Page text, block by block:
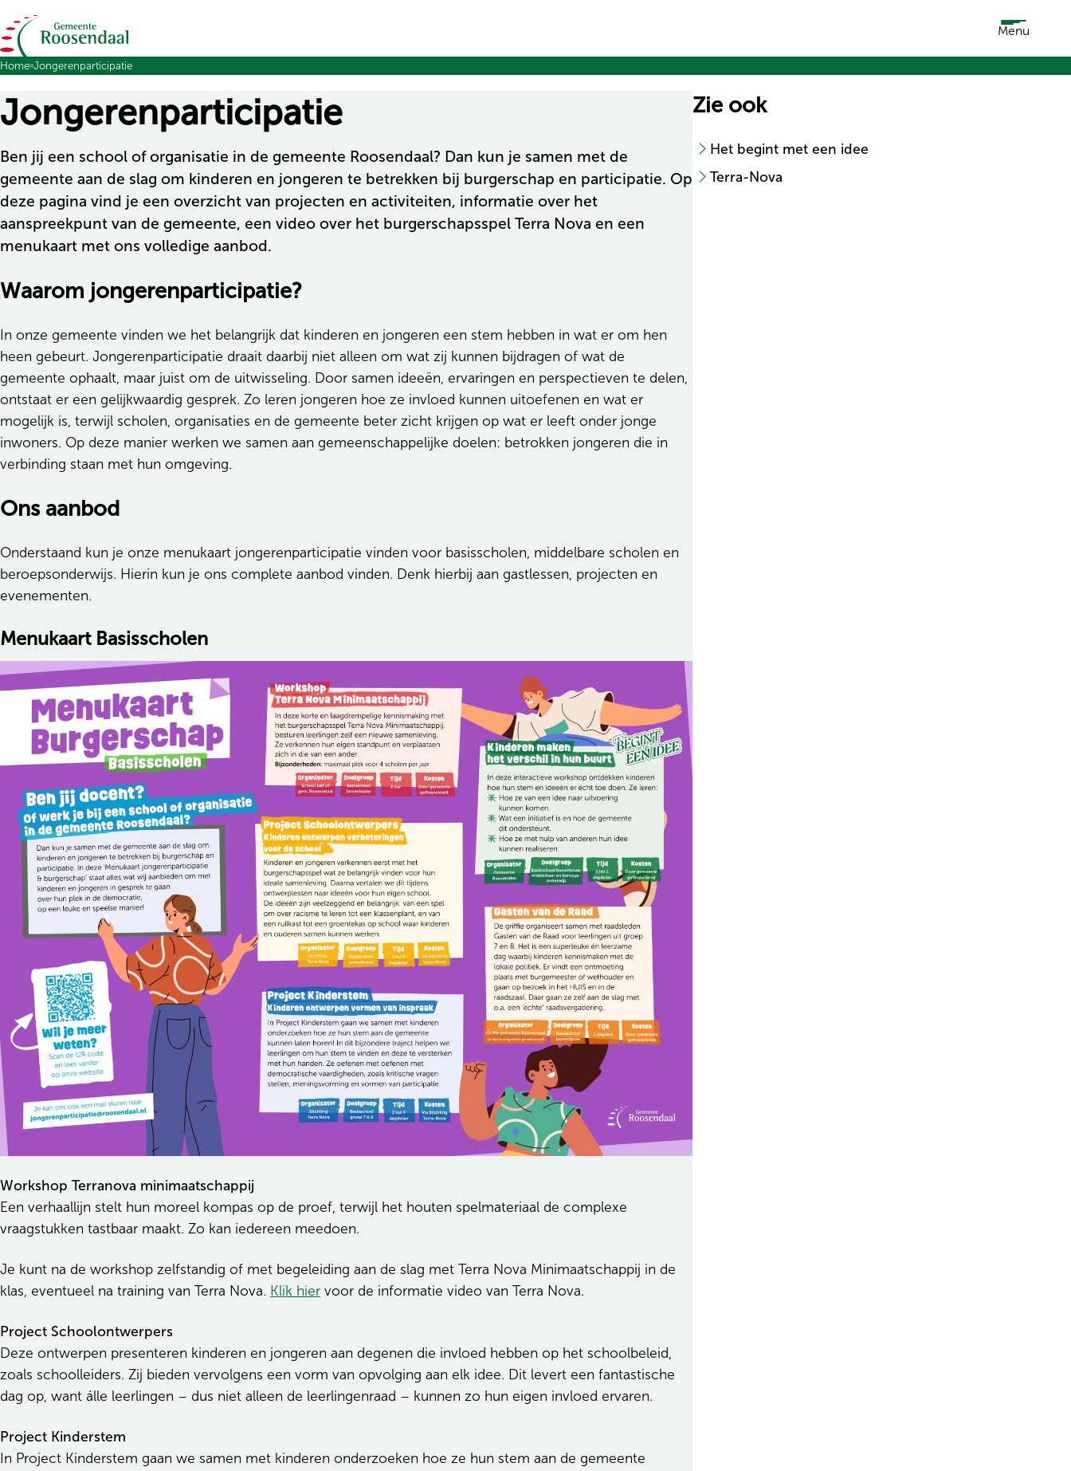
Ga naar de inhoud Menu
Home Jongerenparticipatie
Jongerenparticipatie
Ben jij een school of organisatie in de gemeente Roosendaal? Dan kun je samen met de
gemeente aan de slag om kinderen en jongeren te betrekken bij burgerschap en participatie. Op
deze pagina vind je een overzicht van projecten en activiteiten, informatie over het
aanspreekpunt van de gemeente, een video over het burgerschapsspel Terra Nova en een
menukaart met ons volledige aanbod.
Waarom jongerenparticipatie?
In onze gemeente vinden we het belangrijk dat kinderen en jongeren een stem hebben in wat er om hen
heen gebeurt. Jongerenparticipatie draait daarbij niet alleen om wat zij kunnen bijdragen of wat de
gemeente ophaalt, maar juist om de uitwisseling. Door samen ideeën, ervaringen en perspectieven te delen,
ontstaat er een gelijkwaardig gesprek. Zo leren jongeren hoe ze invloed kunnen uitoefenen en wat er
mogelijk is, terwijl scholen, organisaties en de gemeente beter zicht krijgen op wat er leeft onder jonge
inwoners. Op deze manier werken we samen aan gemeenschappelijke doelen: betrokken jongeren die in
verbinding staan met hun omgeving.
Ons aanbod
Onderstaand kun je onze menukaart jongerenparticipatie vinden voor basisscholen, middelbare scholen en
beroepsonderwijs. Hierin kun je ons complete aanbod vinden. Denk hierbij aan gastlessen, projecten en
evenementen.
Menukaart Basisscholen
Workshop Terranova minimaatschappij
Een verhaallijn stelt hun moreel kompas op de proef, terwijl het houten spelmateriaal de complexe
vraagstukken tastbaar maakt. Zo kan iedereen meedoen.
Je kunt na de workshop zelfstandig of met begeleiding aan de slag met Terra Nova Minimaatschappij in de
klas, eventueel na training van Terra Nova. Klik hier voor de informatie video van Terra Nova.
Project Schoolontwerpers
Deze ontwerpen presenteren kinderen en jongeren aan degenen die invloed hebben op het schoolbeleid,
zoals schoolleiders. Zij bieden vervolgens een vorm van opvolging aan elk idee. Dit levert een fantastische
dag op, want álle leerlingen – dus niet alleen de leerlingenraad – kunnen zo hun eigen invloed ervaren.
Project Kinderstem
In Project Kinderstem gaan we samen met kinderen onderzoeken hoe ze hun stem aan de gemeente
Zie ook
Het begint met een idee
Terra-Nova